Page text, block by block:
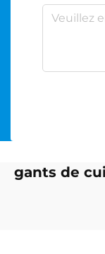
gants de